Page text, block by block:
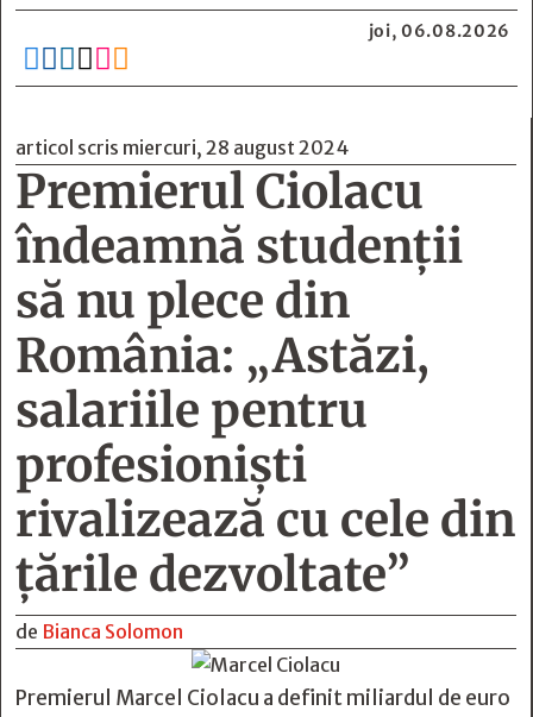
joi, 06.08.2026
     
articol scris miercuri, 28 august 2024
Premierul Ciolacu
îndeamnă studenții
să nu plece din
România: „Astăzi,
salariile pentru
profesioniști
rivalizează cu cele din
țările dezvoltate”
de Bianca Solomon
Premierul Marcel Ciolacu a definit miliardul de euro